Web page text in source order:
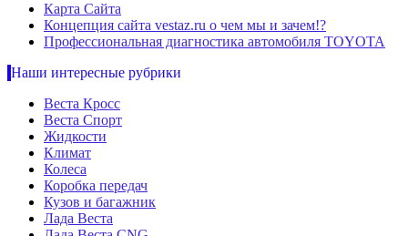
Карта Сайта
Концепция сайта vestaz.ru о чем мы и зачем!?
Профессиональная диагностика автомобиля TOYOTA
Наши интересные рубрики
Веста Кросс
Веста Спорт
Жидкости
Климат
Колеса
Коробка передач
Кузов и багажник
Лада Веста